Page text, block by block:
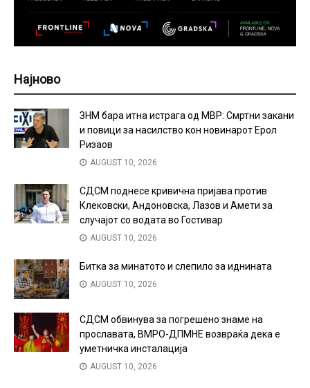
Најново
ЗНМ бара итна истрага од МВР: Смртни закани
и повици за насилство кон новинарот Ерол
Ризаов
AUGUST 10, 2026
СДСМ поднесе кривична пријава против
Клековски, Андоновска, Лазов и Амети за
случајот со водата во Гостивар
AUGUST 10, 2026
Битка за минатото и слепило за иднината
AUGUST 10, 2026
СДСМ обвинува за погрешено знаме на
прославата, ВМРО-ДПМНЕ возвраќа дека е
уметничка инсталација
AUGUST 10, 2026